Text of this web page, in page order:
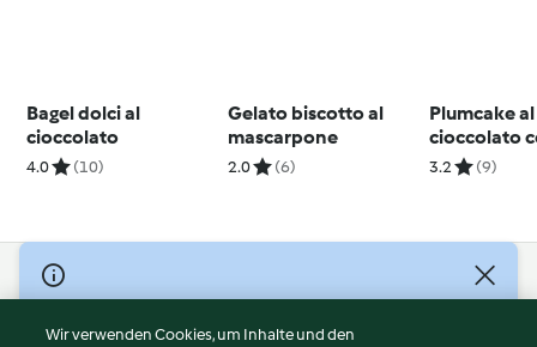
Bagel dolci al
cioccolato
4.0 (10)
Gelato biscotto al
mascarpone
2.0 (6)
Plumcake al
cioccolato
di avocado
3.2 (9)
© Copyright 2026
Nutzungsbedingungen
Wir verwenden Cookies, um Inhalte und den